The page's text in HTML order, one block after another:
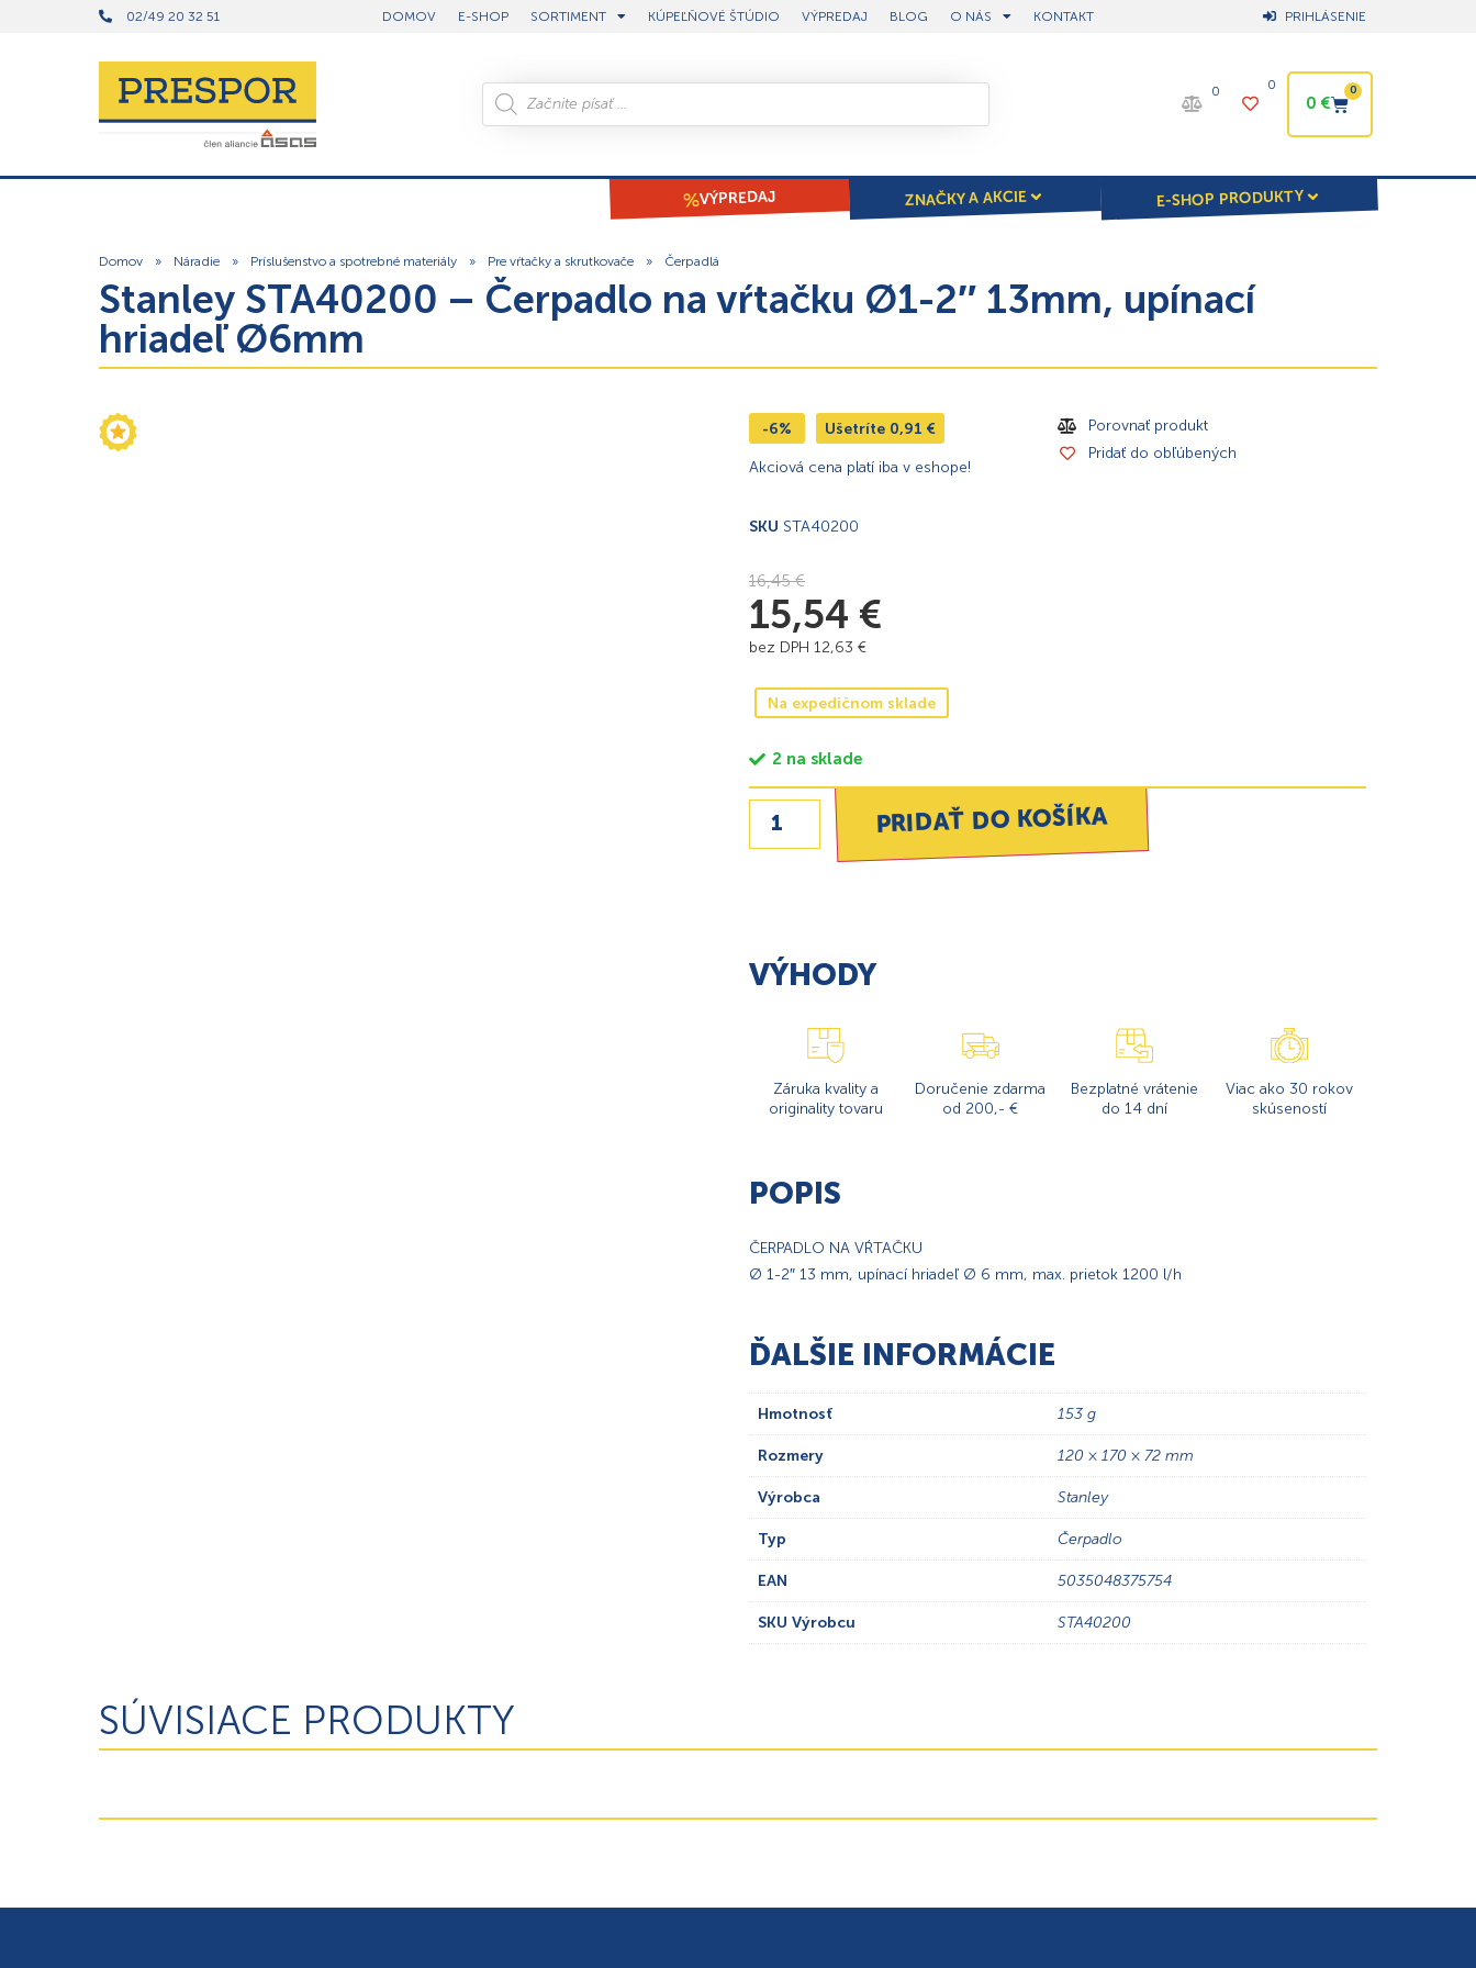
02/49 20 32 51 DOMOV E-SHOP SORTIMENT KÚPEĽŇOVÉ ŠTÚDIO VÝPREDAJ BLOG O NÁS KONTAKT PRIHLÁSENIE
0 0
0€
0
VÝPREDAJ ZNAČKY A AKCIE E-SHOP PRODUKTY
Domov » Náradie » Príslušenstvo a spotrebné materiály » Pre vŕtačky a skrutkovače » Čerpadlá
Stanley STA40200 – Čerpadlo na vŕtačku Ø1-2″ 13mm, upínací
hriadeľ Ø6mm
-6% Ušetríte 0,91 €
Akciová cena platí iba v eshope!
SKU STA40200
Porovnať produkt
Pridať do obľúbených
16,45€
15,54 €
bez DPH 12,63 €
Na expedičnom sklade
2 na sklade
PRIDAŤ DO KOŠÍKA
VÝHODY
Záruka kvality a
originality tovaru
Doručenie zdarma
od 200,- €
Bezplatné vrátenie
do 14 dní
Viac ako 30 rokov
skúseností
POPIS
ČERPADLO NA VŔTAČKU
Ø 1-2″ 13 mm, upínací hriadeľ Ø 6 mm, max. prietok 1200 l/h
ĎALŠIE INFORMÁCIE
Hmotnosť 153 g
Rozmery 120 × 170 × 72 mm
Výrobca Stanley
Typ Čerpadlo
EAN 5035048375754
SKU Výrobcu STA40200
SÚVISIACE PRODUKTY